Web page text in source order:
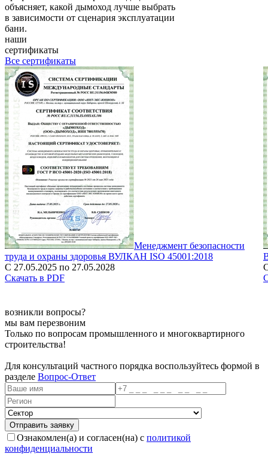
объясняет, какой дымоход лучше выбрать
в зависимости от сценария эксплуатации
бани.
наши
сертификаты
Все сертификаты
Менеджмент безопасности
труда и охраны здоровья ВУЛКАН ISO 45001:2018
С 27.05.2025 по 27.05.2028
Скачать в PDF
возникли вопросы?
мы вам перезвоним
Только по вопросам промышленного и многоквартирного
строительства!
Для консультаций частного порядка воспользуйтесь формой в
разделе Вопрос-Ответ
Ознакомлен(а) и согласен(на) с политикой
конфиденциальности